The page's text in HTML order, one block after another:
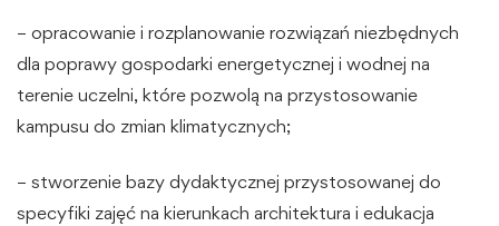
– opracowanie i rozplanowanie rozwiązań niezbędnych
dla poprawy gospodarki energetycznej i wodnej na
terenie uczelni, które pozwolą na przystosowanie
kampusu do zmian klimatycznych;
– stworzenie bazy dydaktycznej przystosowanej do
specyfiki zajęć na kierunkach architektura i edukacja